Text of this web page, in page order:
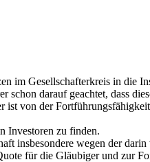
im Gesellschafterkreis in die
schon darauf geachtet, dass
von der
Investoren zu finden.
insbesondere wegen der
für die Gläubiger und zur